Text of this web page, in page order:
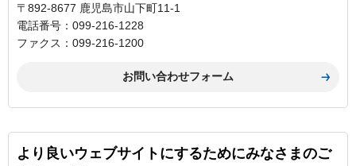
〒892-8677 鹿児島市山下町11-1
電話番号：099-216-1228
ファクス：099-216-1200
より良いウェブサイトにするためにみなさまのご